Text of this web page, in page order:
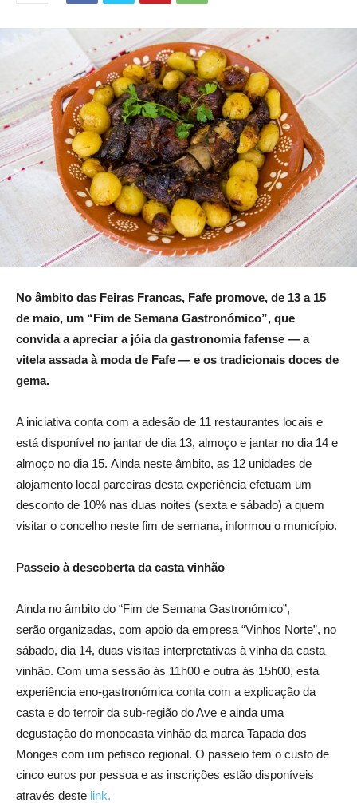
No âmbito das Feiras Francas, Fafe promove, de 13 a 15
de maio, um “Fim de Semana Gastronómico”, que
convida a apreciar a jóia da gastronomia fafense — a
vitela assada à moda de Fafe — e os tradicionais doces de
gema.
A iniciativa conta com a adesão de 11 restaurantes locais e
está disponível no jantar de dia 13, almoço e jantar no dia 14 e
almoço no dia 15. Ainda neste âmbito, as 12 unidades de
alojamento local parceiras desta experiência efetuam um
desconto de 10% nas duas noites (sexta e sábado) a quem
visitar o concelho neste fim de semana, informou o município.
Passeio à descoberta da casta vinhão
Ainda no âmbito do “Fim de Semana Gastronómico”,
serão organizadas, com apoio da empresa “Vinhos Norte”, no
sábado, dia 14, duas visitas interpretativas à vinha da casta
vinhão. Com uma sessão às 11h00 e outra às 15h00, esta
experiência eno-gastronómica conta com a explicação da
casta e do terroir da sub-região do Ave e ainda uma
degustação do monocasta vinhão da marca Tapada dos
Monges com um petisco regional. O passeio tem o custo de
cinco euros por pessoa e as inscrições estão disponíveis
através deste link.